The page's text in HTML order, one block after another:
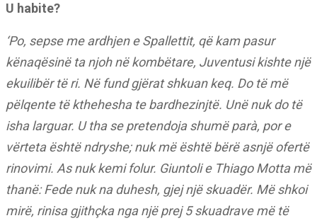
U habite?
‘Po, sepse me ardhjen e Spallettit, që kam pasur
kënaqësinë ta njoh në kombëtare, Juventusi kishte një
ekuilibër të ri. Në fund gjërat shkuan keq. Do të më
pëlqente të kthehesha te bardhezinjtë. Unë nuk do të
isha larguar. U tha se pretendoja shumë parà, por e
vërteta është ndryshe; nuk më është bërë asnjë ofertë
rinovimi. As nuk kemi folur. Giuntoli e Thiago Motta më
thanë: Fede nuk na duhesh, gjej një skuadër. Më shkoi
mirë, rinisa gjithçka nga një prej 5 skuadrave më të